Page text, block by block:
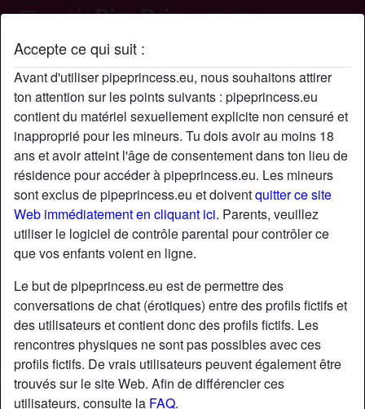
Accepte ce qui suit :
Avant d'utiliser pipeprincess.eu, nous souhaitons attirer
ton attention sur les points suivants : pipeprincess.eu
contient du matériel sexuellement explicite non censuré et
inapproprié pour les mineurs. Tu dois avoir au moins 18
ans et avoir atteint l'âge de consentement dans ton lieu de
résidence pour accéder à pipeprincess.eu. Les mineurs
sont exclus de pipeprincess.eu et doiventquitter ce site
Web immédiatement en cliquant ici. Parents, veuillez
utiliser le logiciel de contrôle parental pour contrôler ce
que vos enfants voient en ligne.
Le but de pipeprincess.eu est de permettre des
conversations de chat (érotiques) entre des profils fictifs et
des utilisateurs et contient donc des profils fictifs. Les
rencontres physiques ne sont pas possibles avec ces
profils fictifs. De vrais utilisateurs peuvent également être
trouvés sur le site Web. Afin de différencier ces
utilisateurs, consulte la FAQ.
Profil de belleicia
radio_button_checked
starAjouter chatDiscuter !